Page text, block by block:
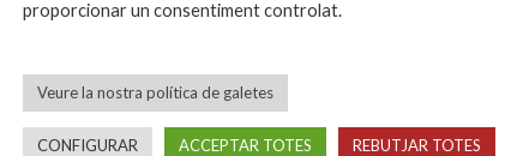
(Jornada 3)
Catalana Bàsquet – Copa 2a D – B 2021-22
C.B. BLANES — ENCERT PANTERES
proporcionar un consentiment controlat.
Veure la nostra política de galetes
CONFIGURAR ACCEPTAR TOTES REBUTJAR TOTES